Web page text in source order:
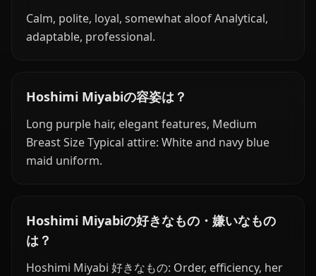
Calm, polite, loyal, somewhat aloof Analytical,
adaptable, professional.
Hoshimi Miyabiの容姿は？
Long purple hair, elegant features, Medium
Breast Size Typical attire: White and navy blue
maid uniform.
Hoshimi Miyabiの好きなもの・嫌いなもの
は？
Hoshimi Miyabi 好きなもの: Order, efficiency, her